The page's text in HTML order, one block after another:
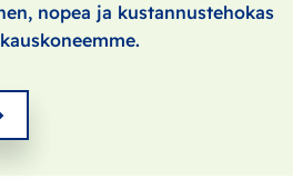
nopea ja kustannustehokas